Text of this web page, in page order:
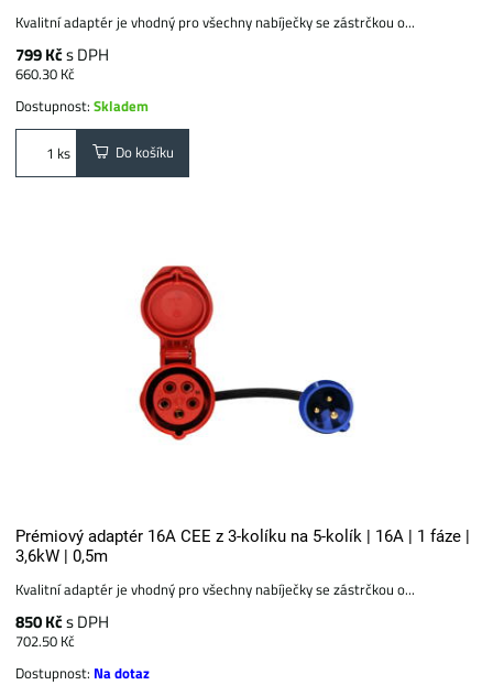
Kvalitní adaptér je vhodný pro všechny nabíječky se zástrčkou o...
799 Kčs DPH
660.30 Kč
Dostupnost:Skladem
ks Do košíku
Prémiový adaptér 16A CEE z 3-kolíku na 5-kolík | 16A | 1 fáze |
3,6kW | 0,5m
Kvalitní adaptér je vhodný pro všechny nabíječky se zástrčkou o...
850 Kčs DPH
702.50 Kč
Dostupnost: Na dotaz